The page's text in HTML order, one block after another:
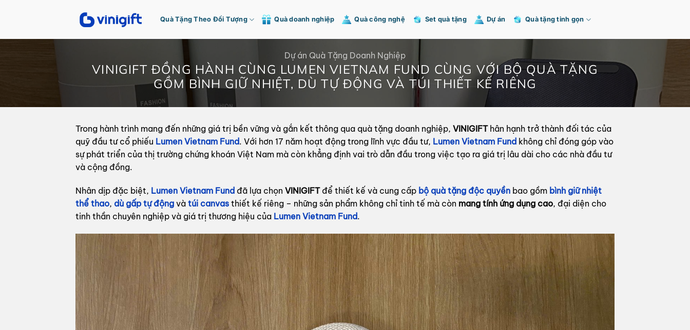
Quà Tặng Theo Đối Tượng Quà doanh nghiệp Quà công nghệ Set quà tặng Dự án Quà tặng tinh gọn
Dự án Quà Tặng Doanh Nghiệp
VINIGIFT ĐỒNG HÀNH CÙNG LUMEN VIETNAM FUND CÙNG VỚI BỘ QUÀ TẶNG
GỒM BÌNH GIỮ NHIỆT, DÙ TỰ ĐỘNG VÀ TÚI THIẾT KẾ RIÊNG
Trong hành trình mang đến những giá trị bền vững và gắn kết thông qua quà tặng doanh nghiệp, VINIGIFThân hạnh trở thành đối tác của
quỹ đầu tư cổ phiếu Lumen Vietnam Fund. Với hơn 17 năm hoạt động trong lĩnh vực đầu tư, Lumen Vietnam Fund không chỉ đóng góp vào
sự phát triển của thị trường chứng khoán Việt Nam mà còn khẳng định vai trò dẫn đầu trong việc tạo ra giá trị lâu dài cho các nhà đầu tư
và cộng đồng.
Nhân dịp đặc biệt, Lumen Vietnam Fund đã lựa chọn VINIGIFTđể thiết kế và cung cấp bộ quà tặng độc quyền bao gồm bình giữ nhiệt
thể thao, dù gấp tự động và túi canvas thiết kế riêng – những sản phẩm không chỉ tinh tế mà còn mang tính ứng dụng cao, đại diện cho
tinh thần chuyên nghiệp và giá trị thương hiệu của Lumen Vietnam Fund.